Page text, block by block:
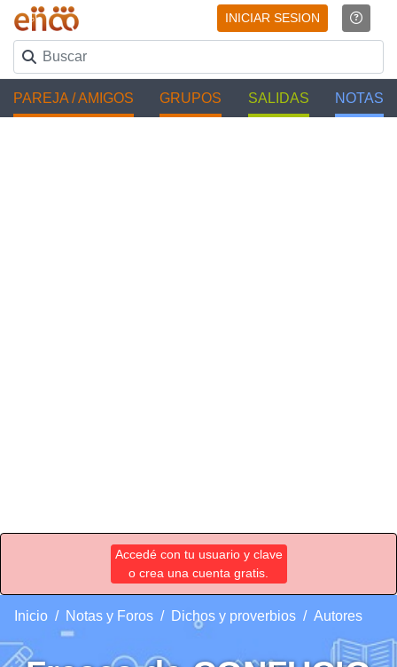
INICIAR SESION
PAREJA / AMIGOS GRUPOS SALIDAS NOTAS
Accedé con tu usuario y clave
o crea una cuenta gratis.
Inicio Notas y Foros Dichos y proverbios Autores